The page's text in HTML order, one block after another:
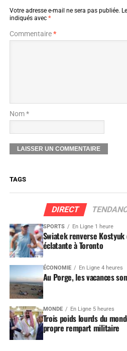
Votre adresse e-mail ne sera pas publiée.
indiqués avec *
Commentaire*
Nom *
TAGS
DIRECT
SPORTS En Ligne 1 heure
Swiatek renverse Kostyuk
éclatante à Toronto
ÉCONOMIE En Ligne 4 heures
Au Porge, les vacances
MONDE En Ligne 5 heures
Trois poids lourds du
propre rempart militaire